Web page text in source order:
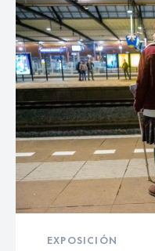
EXPOSICIÓN